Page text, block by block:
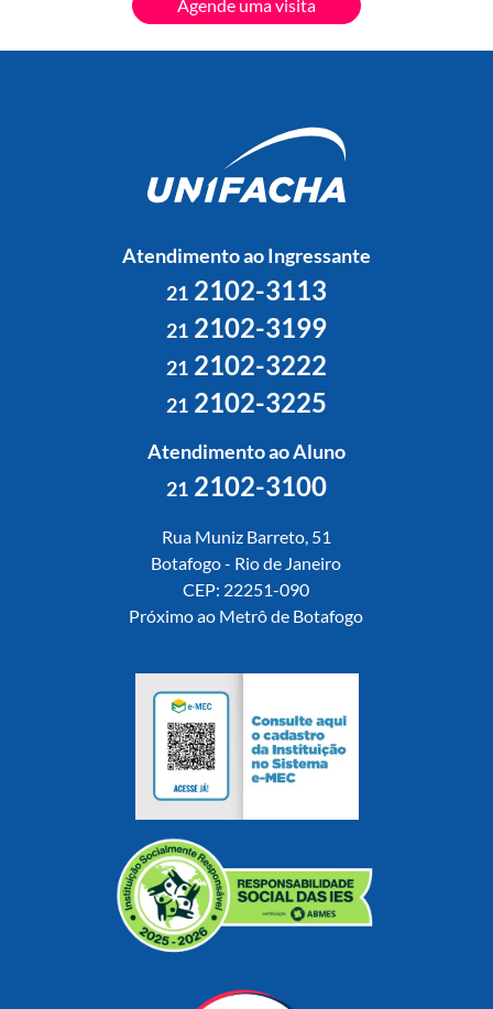
Agende uma visita
Atendimento ao Ingressante
212102-3113
212102-3199
212102-3222
212102-3225
Atendimento ao Aluno
212102-3100
Rua Muniz Barreto, 51
Botafogo - Rio de Janeiro
CEP: 22251-090
Próximo ao Metrô de Botafogo